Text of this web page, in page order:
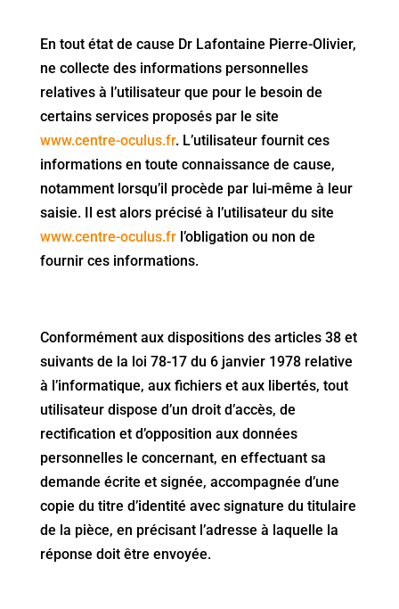
En tout état de cause Dr Lafontaine Pierre-Olivier,
ne collecte des informations personnelles
relatives à l’utilisateur que pour le besoin de
certains services proposés par le site
www.centre-oculus.fr. L’utilisateur fournit ces
informations en toute connaissance de cause,
notamment lorsqu’il procède par lui-même à leur
saisie. Il est alors précisé à l’utilisateur du site
www.centre-oculus.frl’obligation ou non de
fournir ces informations.
Conformément aux dispositions des articles 38 et
suivants de la loi 78-17 du 6 janvier 1978 relative
à l’informatique, aux fichiers et aux libertés, tout
utilisateur dispose d’un droit d’accès, de
rectification et d’opposition aux données
personnelles le concernant, en effectuant sa
demande écrite et signée, accompagnée d’une
copie du titre d’identité avec signature du titulaire
de la pièce, en précisant l’adresse à laquelle la
réponse doit être envoyée.